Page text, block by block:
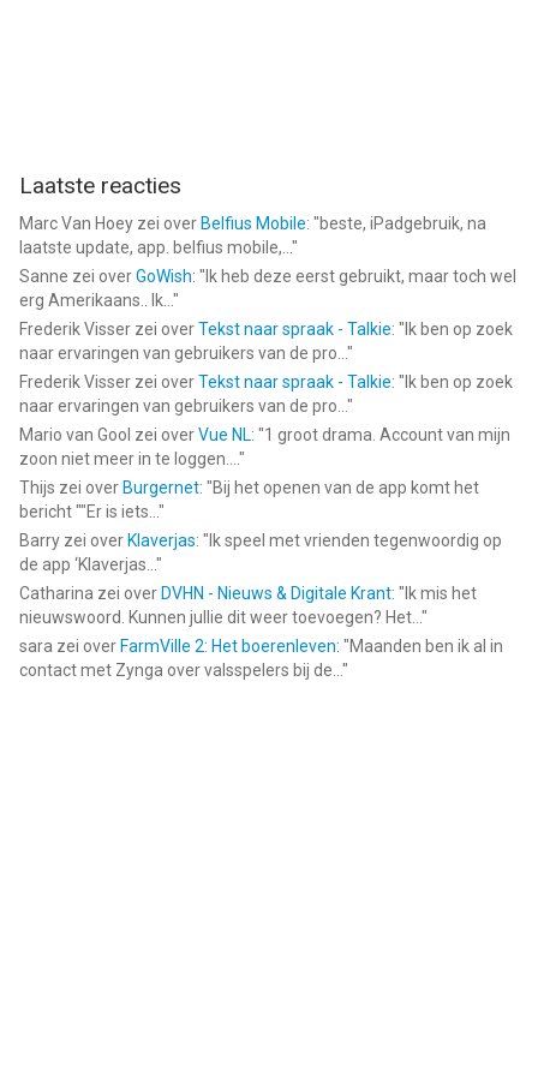
Laatste reacties
Marc Van Hoey zei over Belfius Mobile: "beste, iPadgebruik, na
laatste update, app. belfius mobile,... "
Sanne zei overGoWish: " Ik heb deze eerst gebruikt, maar toch wel
erg Amerikaans.. Ik... "
Frederik Visser zei overTekst naar spraak - Talkie: " Ik ben op zoek
naar ervaringen van gebruikers van de pro... "
Frederik Visser zei overTekst naar spraak - Talkie: " Ik ben op zoek
naar ervaringen van gebruikers van de pro... "
Mario van Gool zei overVue NL: "1 groot drama. Account van mijn
zoon niet meer in te loggen.... "
Thijs zei over Burgernet: "Bij het openen van de app komt het
bericht ""Er is iets... "
Barry zei over Klaverjas: " Ik speel met vrienden tegenwoordig op
de app ‘Klaverjas... "
Catharina zei over DVHN - Nieuws & Digitale Krant: " Ik mis het
nieuwswoord. Kunnen jullie dit weer toevoegen? Het... "
sara zei over FarmVille 2: Het boerenleven: "Maanden ben ik al in
contact met Zynga over valsspelers bij de... "